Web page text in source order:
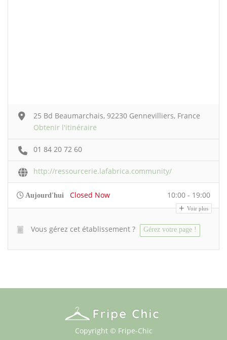
25 Bd Beaumarchais, 92230 Gennevilliers, France
Obtenir l'itinéraire
01 84 20 72 60
http://ressourcerie.lafabrica.community/
Aujourd'hui Closed Now 10:00 - 19:00
Voir plus
Vous gérez cet établissement ? Gérez votre page !
Copyright © Fripe-Chic